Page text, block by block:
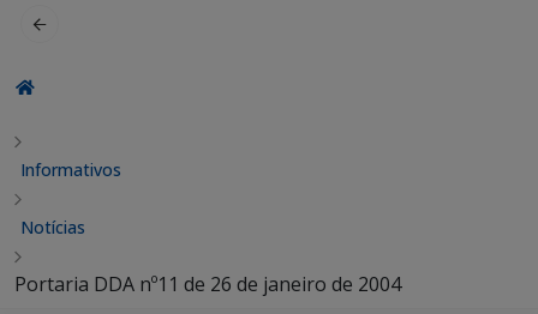
Informativos
Notícias
Portaria DDA nº11 de 26 de janeiro de 2004